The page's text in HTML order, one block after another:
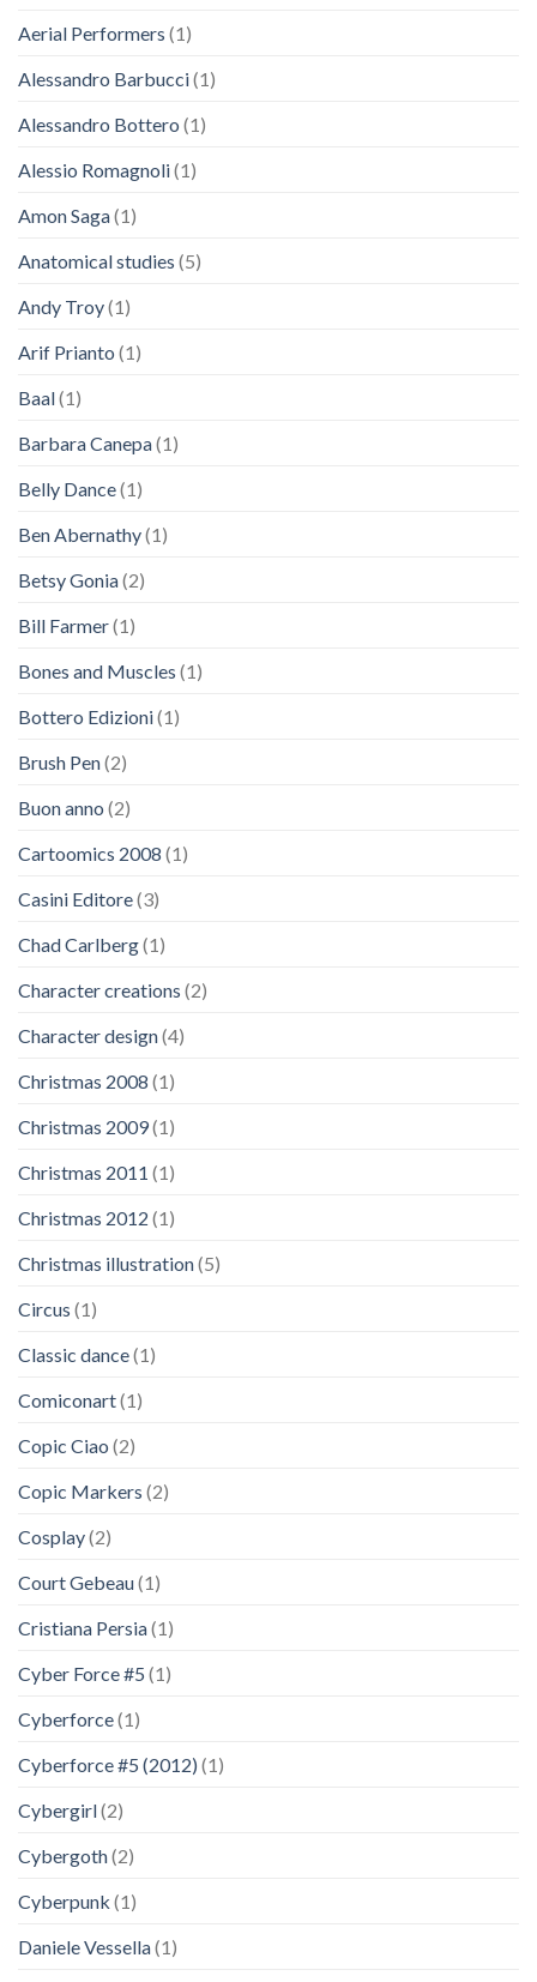
Aerial Performers (1)
Alessandro Barbucci(1)
Alessandro Bottero (1)
Alessio Romagnoli(1)
Amon Saga(1)
Anatomical studies (5)
Andy Troy(1)
Arif Prianto (1)
Baal(1)
Barbara Canepa(1)
Belly Dance(1)
Ben Abernathy(1)
Betsy Gonia(2)
Bill Farmer(1)
Bones and Muscles (1)
Bottero Edizioni(1)
Brush Pen(2)
Buon anno (2)
Cartoomics 2008 (1)
Casini Editore(3)
Chad Carlberg(1)
Character creations (2)
Character design(4)
Christmas 2008 (1)
Christmas 2009(1)
Christmas 2011 (1)
Christmas 2012 (1)
Christmas illustration(5)
Circus (1)
Classic dance(1)
Comiconart(1)
Copic Ciao (2)
Copic Markers (2)
Cosplay(2)
Court Gebeau(1)
Cristiana Persia(1)
Cyber Force #5 (1)
Cyberforce(1)
Cyberforce #5 (2012) (1)
Cybergirl(2)
Cybergoth(2)
Cyberpunk (1)
Daniele Vessella(1)